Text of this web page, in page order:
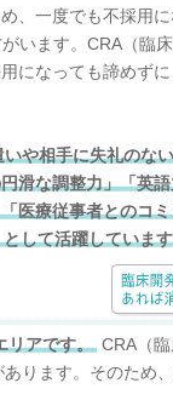
、一度でも不採用
います。CRA（臨
になっても諦めずに
や相手に失礼のな
滑な調整力」「英
医療従事者とのコ
して活躍していま
リアです。CRA（臨
ります。そのため